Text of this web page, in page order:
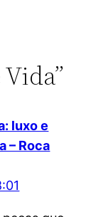
luxo e
– Roca